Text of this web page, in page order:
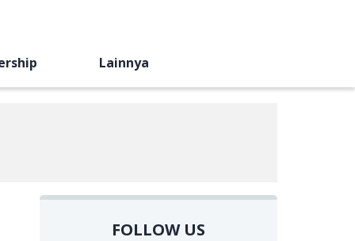
Lainnya
FOLLOW US